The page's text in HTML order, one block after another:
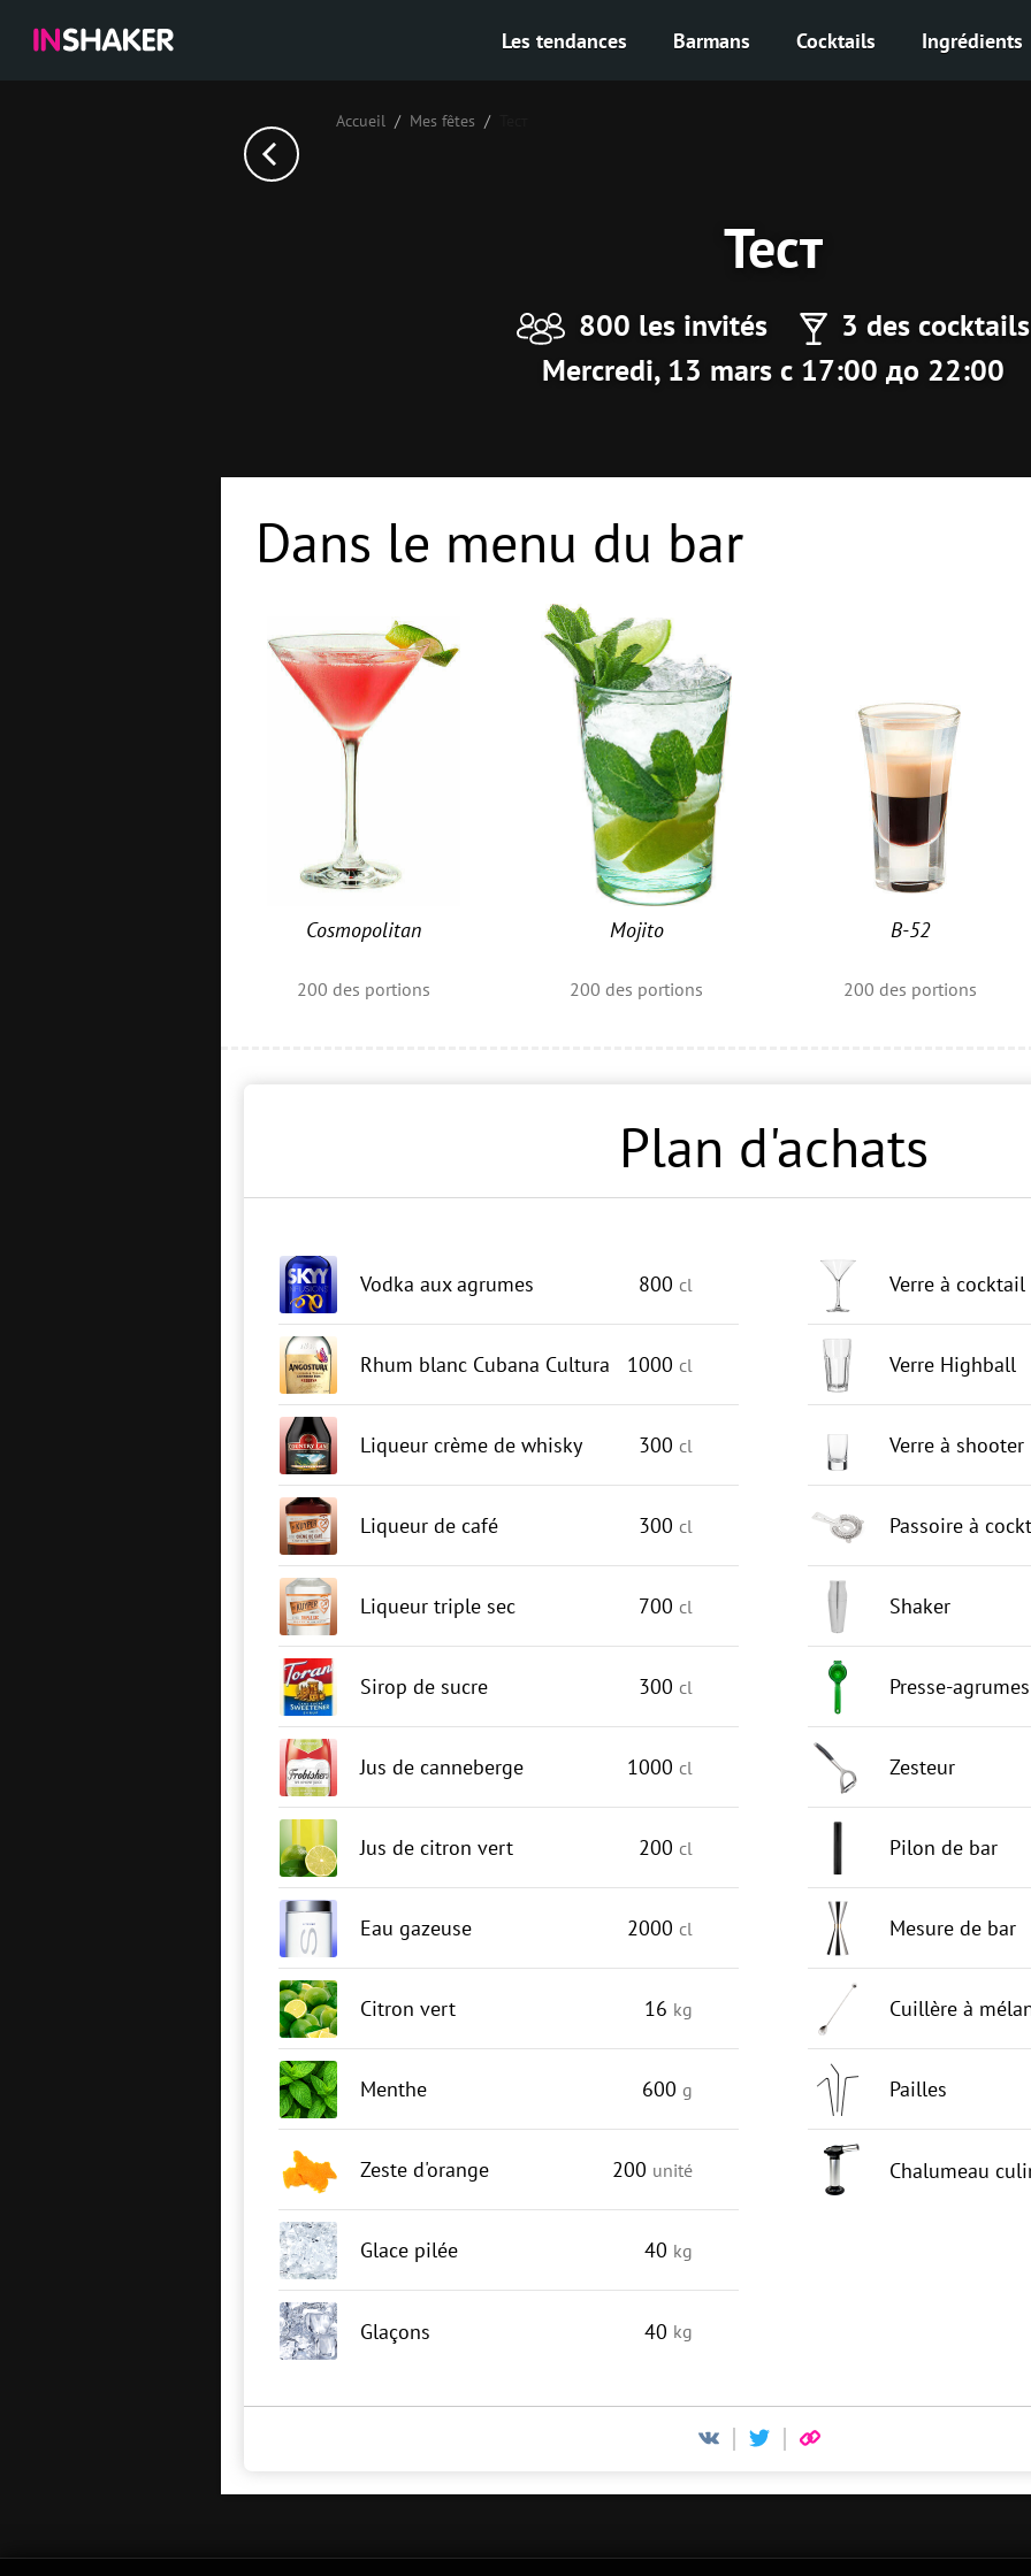
Les tendances Barmans Cocktails Ingrédients
Accueil Mes fêtes
Тест
800 les invités
3 des cocktails
Mercredi, 13 mars с 17:00 до 22:00
Dans le menu du bar
Cosmopolitan
200 des portions
Mojito
200 des portions
B-52
200 des portions
Plan d'achats
Vodka aux agrumes 800 cl
Rhum blanc Cubana Cultura 1000 cl
Liqueur crème de whisky 300 cl
Liqueur de café 300 cl
Liqueur triple sec 700 cl
Sirop de sucre 300 cl
Jus de canneberge 1000 cl
Jus de citron vert 200 cl
Eau gazeuse 2000 cl
Citron vert 16 kg
Menthe 600 g
Zeste d'orange 200 unité
Glace pilée 40 kg
Glaçons 40 kg
Verre à cocktail
Verre Highball
Verre à shooter
Passoire à
Shaker
Presse-agrumes
Zesteur
Pilon de bar
Mesure de bar
Cuillère à
Pailles
Chalumeau